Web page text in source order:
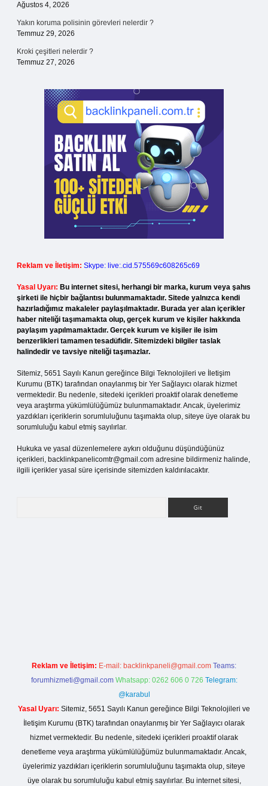
Ağustos 4, 2026
Yakın koruma polisinin görevleri nelerdir ?
Temmuz 29, 2026
Kroki çeşitleri nelerdir ?
Temmuz 27, 2026
Reklam ve İletişim: Skype: live:.cid.575569c608265c69
Yasal Uyarı: Bu internet sitesi, herhangi bir marka, kurum veya şahıs
şirketi ile hiçbir bağlantısı bulunmamaktadır. Sitede yalnızca kendi
hazırladığımız makaleler paylaşılmaktadır. Burada yer alan içerikler
haber niteliği taşımamakta olup, gerçek kurum ve kişiler hakkında
paylaşım yapılmamaktadır. Gerçek kurum ve kişiler ile isim
benzerlikleri tamamen tesadüfidir. Sitemizdeki bilgiler taslak
halindedir ve tavsiye niteliği taşımazlar.
Sitemiz, 5651 Sayılı Kanun gereğince Bilgi Teknolojileri ve İletişim
Kurumu (BTK) tarafından onaylanmış bir Yer Sağlayıcı olarak hizmet
vermektedir. Bu nedenle, sitedeki içerikleri proaktif olarak denetleme
veya araştırma yükümlülüğümüz bulunmamaktadır. Ancak, üyelerimiz
yazdıkları içeriklerin sorumluluğunu taşımakta olup, siteye üye olarak bu
sorumluluğu kabul etmiş sayılırlar.
Hukuka ve yasal düzenlemelere aykırı olduğunu düşündüğünüz
içerikleri, backlinkpanelicomtr@gmail.com adresine bildirmeniz halinde,
ilgili içerikler yasal süre içerisinde sitemizden kaldırılacaktır.
Reklam ve İletişim: E-mail: backlinkpaneli@gmail.com Teams:
forumhizmeti@gmail.com Whatsapp: 0262 606 0 726 Telegram:
@karabul
Yasal Uyarı: Sitemiz, 5651 Sayılı Kanun gereğince Bilgi Teknolojileri ve
İletişim Kurumu (BTK) tarafından onaylanmış bir Yer Sağlayıcı olarak
hizmet vermektedir. Bu nedenle, sitedeki içerikleri proaktif olarak
denetleme veya araştırma yükümlülüğümüz bulunmamaktadır. Ancak,
üyelerimiz yazdıkları içeriklerin sorumluluğunu taşımakta olup, siteye
üye olarak bu sorumluluğu kabul etmiş sayılırlar. Bu internet sitesi,